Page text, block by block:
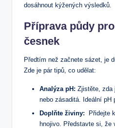
dosáhnout kýžených výsledků.
Příprava půdy
česnek
Předtím než začnete sázet, je
Zde je pár tipů, co udělat:
Analýza pH: Zjistěte, zda
nebo zásaditá. Ideální pH
Doplňte živiny:
Přidejte
hnojivo. Představte si, že